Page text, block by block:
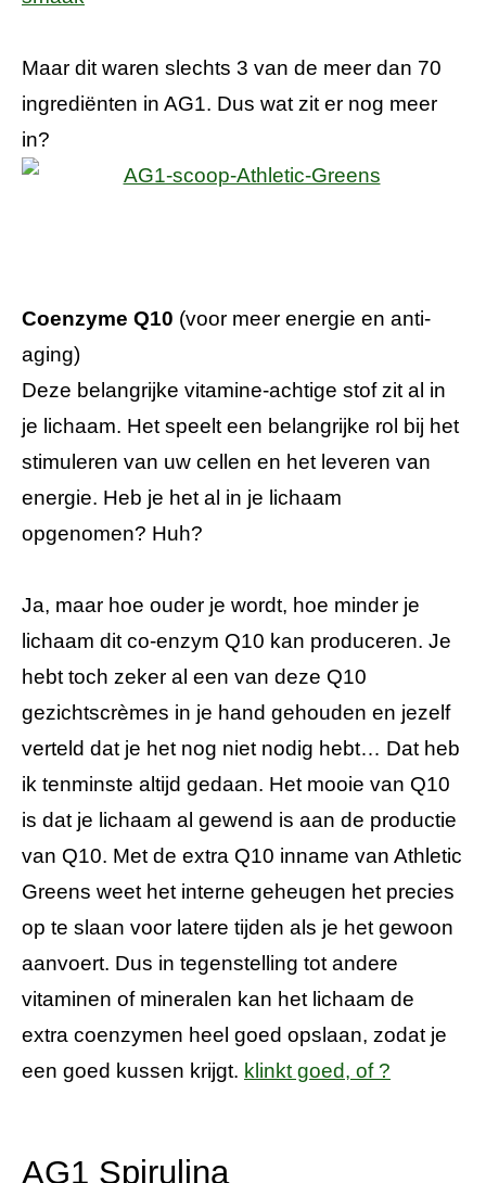
Maar dit waren slechts 3 van de meer dan 70
ingrediënten in AG1. Dus wat zit er nog meer
in?
Coenzyme Q10 (voor meer energie en anti-
aging)
Deze belangrijke vitamine-achtige stof zit al in
je lichaam. Het speelt een belangrijke rol bij het
stimuleren van uw cellen en het leveren van
energie. Heb je het al in je lichaam
opgenomen? Huh?
Ja, maar hoe ouder je wordt, hoe minder je
lichaam dit co-enzym Q10 kan produceren. Je
hebt toch zeker al een van deze Q10
gezichtscrèmes in je hand gehouden en jezelf
verteld dat je het nog niet nodig hebt… Dat heb
ik tenminste altijd gedaan. Het mooie van Q10
is dat je lichaam al gewend is aan de productie
van Q10. Met de extra Q10 inname van Athletic
Greens weet het interne geheugen het precies
op te slaan voor latere tijden als je het gewoon
aanvoert. Dus in tegenstelling tot andere
vitaminen of mineralen kan het lichaam de
extra coenzymen heel goed opslaan, zodat je
een goed kussen krijgt. klinkt goed, of ?
AG1 Spirulina